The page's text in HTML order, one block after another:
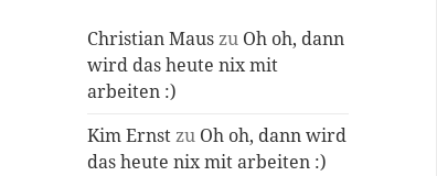
Christian Mauszu Oh oh, dann
wird das heute nix mit
arbeiten :)
Kim Ernstzu Oh oh, dann wird
das heute nix mit arbeiten :)